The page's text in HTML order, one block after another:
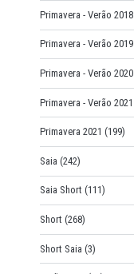
Primavera - Verão 2018
Primavera - Verão 2019
Primavera - Verão 2020
Primavera - Verão 2021
Primavera 2021 (199)
Saia (242)
Saia Short (111)
Short (268)
Short Saia (3)